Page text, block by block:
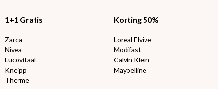
1+1 Gratis
Zarqa
Nivea
Lucovitaal
Kneipp
Therme
Korting 50%
Loreal Elvive
Modifast
Calvin Klein
Maybelline